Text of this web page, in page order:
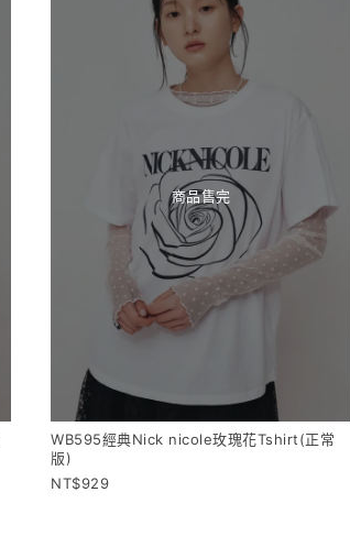
商品售完
WB595經典Nick nicole玫瑰花Tshirt(正常
版)
929